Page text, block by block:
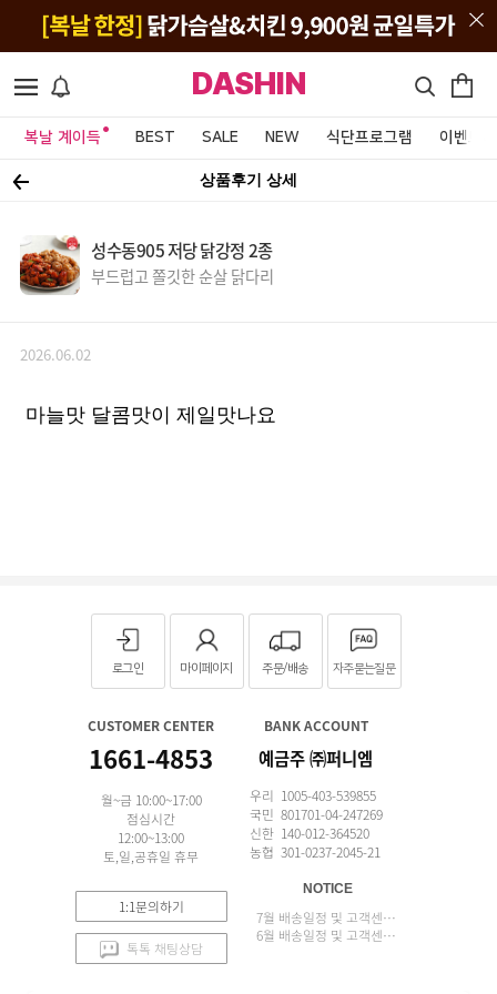
DASHIN
복날 계이득 BEST SALE NEW 식단프로그램 이벤트&
상품후기 상세
성수동905 저당 닭강정 2종
부드럽고 쫄깃한 순살 닭다리
2026.06.02
마늘맛 달콤맛이 제일맛나요
로그인 마이페이지 주문/배송 자주묻는질문
CUSTOMER CENTER
1661-4853
월~금 10:00~17:00
점심시간
12:00~13:00
토,일,공휴일 휴무
1:1문의하기
톡톡 채팅상담
BANK ACCOUNT
예금주 ㈜퍼니엠
우리 1005-403-539855
국민 801701-04-247269
신한 140-012-364520
농협 301-0237-2045-21
NOTICE
7월 배송일정 및 고객센터 업무 안내
6월 배송일정 및 고객센터 업무 안내